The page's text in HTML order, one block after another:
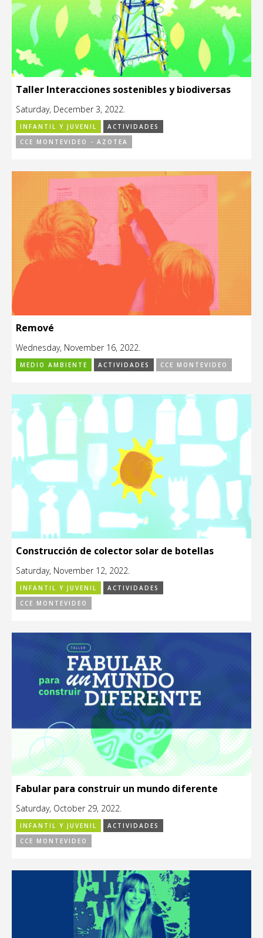
Taller Interacciones sostenibles y biodiversas
Saturday, December 3, 2022.
INFANTIL Y JUVENIL
ACTIVIDADES
CCE MONTEVIDEO - AZOTEA
Remové
Wednesday, November 16, 2022.
MEDIO AMBIENTE ACTIVIDADES CCE MONTEVIDEO
Construcción de colector solar de botellas
Saturday, November 12, 2022.
INFANTIL Y JUVENIL
ACTIVIDADES
CCE MONTEVIDEO
Fabular para construir un mundo diferente
Saturday, October 29, 2022.
INFANTIL Y JUVENIL
ACTIVIDADES
CCE MONTEVIDEO